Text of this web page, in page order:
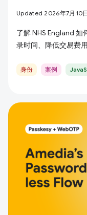
Updated 2026年7月10日
了解 NHS England
录时间、降低交易费
身份 案例